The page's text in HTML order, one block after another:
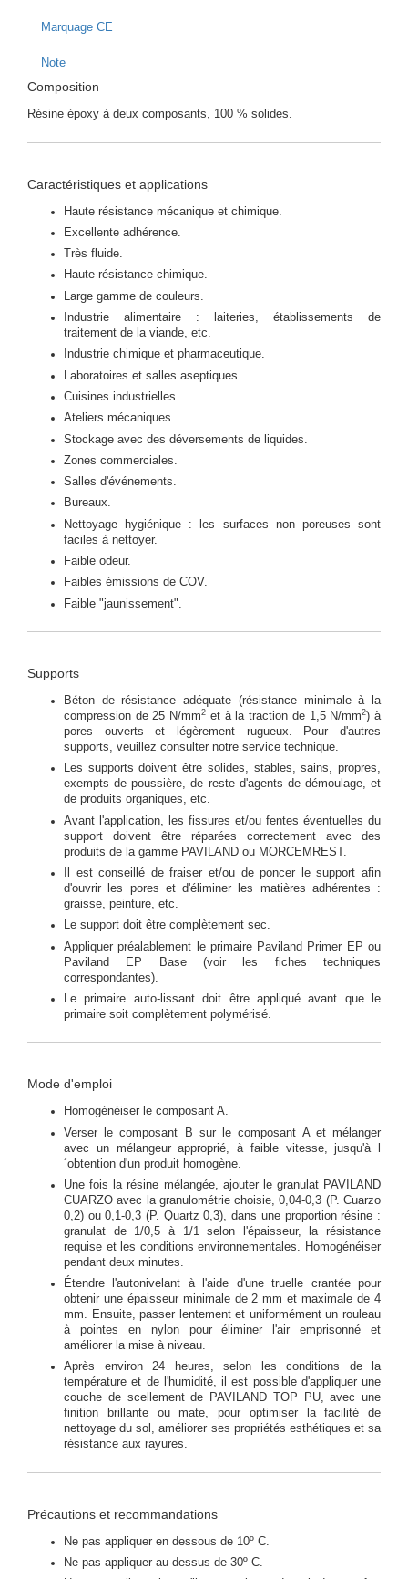
Marquage CE
Note
Composition
Résine époxy à deux composants, 100 % solides.
Caractéristiques et applications
Haute résistance mécanique et chimique.
Excellente adhérence.
Très fluide.
Haute résistance chimique.
Large gamme de couleurs.
Industrie alimentaire : laiteries, établissements de
traitement de la viande, etc.
Industrie chimique et pharmaceutique.
Laboratoires et salles aseptiques.
Cuisines industrielles.
Ateliers mécaniques.
Stockage avec des déversements de liquides.
Zones commerciales.
Salles d'événements.
Bureaux.
Nettoyage hygiénique : les surfaces non poreuses sont
faciles à nettoyer.
Faible odeur.
Faibles émissions de COV.
Faible "jaunissement".
Supports
Béton de résistance adéquate (résistance minimale à la
compression de 25 N/mm2 et à la traction de 1,5 N/mm2) à
pores ouverts et légèrement rugueux. Pour d'autres
supports, veuillez consulter notre service technique.
Les supports doivent être solides, stables, sains, propres,
exempts de poussière, de reste d'agents de démoulage, et
de produits organiques, etc.
Avant l'application, les fissures et/ou fentes éventuelles du
support doivent être réparées correctement avec des
produits de la gamme PAVILAND ou MORCEMREST.
Il est conseillé de fraiser et/ou de poncer le support afin
d'ouvrir les pores et d'éliminer les matières adhérentes :
graisse, peinture, etc.
Le support doit être complètement sec.
Appliquer préalablement le primaire Paviland Primer EP ou
Paviland EP Base (voir les fiches techniques
correspondantes).
Le primaire auto-lissant doit être appliqué avant que le
primaire soit complètement polymérisé.
Mode d'emploi
Homogénéiser le composant A.
Verser le composant B sur le composant A et mélanger
avec un mélangeur approprié, à faible vitesse, jusqu'à l
´obtention d'un produit homogène.
Une fois la résine mélangée, ajouter le granulat PAVILAND
CUARZO avec la granulométrie choisie, 0,04-0,3 (P. Cuarzo
0,2) ou 0,1-0,3 (P. Quartz 0,3), dans une proportion résine :
granulat de 1/0,5 à 1/1 selon l'épaisseur, la résistance
requise et les conditions environnementales. Homogénéiser
pendant deux minutes.
Étendre l'autonivelant à l'aide d'une truelle crantée pour
obtenir une épaisseur minimale de 2 mm et maximale de 4
mm. Ensuite, passer lentement et uniformément un rouleau
à pointes en nylon pour éliminer l'air emprisonné et
améliorer la mise à niveau.
Après environ 24 heures, selon les conditions de la
température et de l'humidité, il est possible d'appliquer une
couche de scellement de PAVILAND TOP PU, avec une
finition brillante ou mate, pour optimiser la facilité de
nettoyage du sol, améliorer ses propriétés esthétiques et sa
résistance aux rayures.
Précautions et recommandations
Ne pas appliquer en dessous de 10º C.
Ne pas appliquer au-dessus de 30º C.